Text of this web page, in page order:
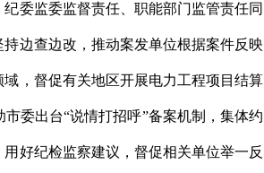
委监委监督责任、职能部门监管责任同
边查边改，推动案发单位根据案件反映
，督促有关地区开展电力工程项目结算
委出台“说情打招呼”备案机制，集体约
好纪检监察建议，督促相关单位举一反